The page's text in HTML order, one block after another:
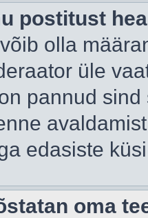
postitust
olla
üle
pannud
edasiste
oma